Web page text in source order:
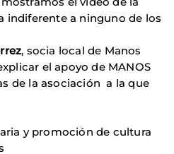
indiferente a ninguno de los
, socia local de Manos
el apoyo de MANOS
de la asociación a la que
y promoción de cultura